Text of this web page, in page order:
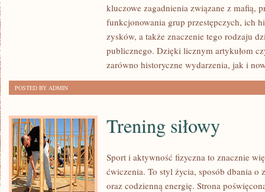
NIEWYJAŚNIONEkluczowe zagadnienia związane z mafią,
funkcjonowania grup przestępczych, ich
zysków, a także znaczenie tego rodzaju
publicznego. Dzięki licznym artykułom
zarówno historyczne wydarzenia, jak i
POSTED BY ADMIN
Trening siłowy
Sport i aktywność fizyczna to znacznie
ćwiczenia. To styl życia, sposób dbania o
oraz codzienną energię. Strona